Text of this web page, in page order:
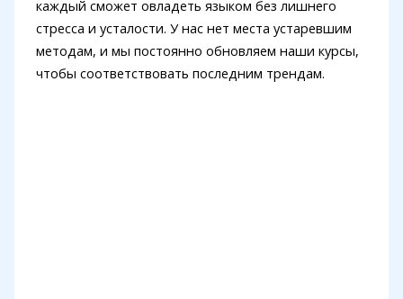
каждый сможет овладеть языком без лишнего
стресса и усталости. У нас нет места устаревшим
методам, и мы постоянно обновляем наши курсы,
чтобы соответствовать последним трендам.